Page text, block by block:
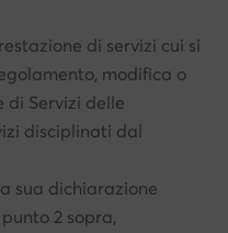
di servizi cui si
modifica o
Servizi delle
disciplinati dal
sua dichiarazione
2 sopra,